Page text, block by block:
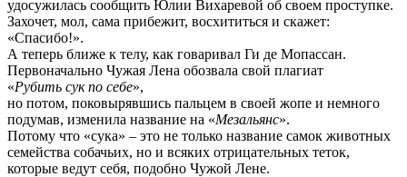
удосужилась сообщить Юлии Вихаревой об своем проступке.
Захочет, мол, сама прибежит, восхититься и скажет:
«Спасибо!».
А теперь ближе к телу, как говаривал Ги де Мопассан.
Первоначально Чужая Лена обозвала свой плагиат
«Рубить сук по себе»,
но потом, поковырявшись пальцем в своей жопе и немного
подумав, изменила название на «Мезальянс».
Потому что «сука» – это не только название самок животных
семейства собачьих, но и всяких отрицательных теток,
которые ведут себя, подобно Чужой Лене.